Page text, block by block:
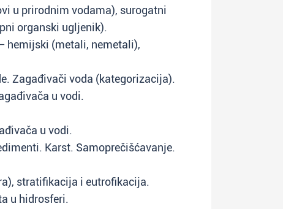
u prirodnim vodama), surogatni
organski ugljenik).
hemijski (metali, nemetali),
Zagađivači voda (kategorizacija).
u vodi.
u vodi.
Karst. Samoprečišćavanje.
stratifikacija i eutrofikacija.
u hidrosferi.